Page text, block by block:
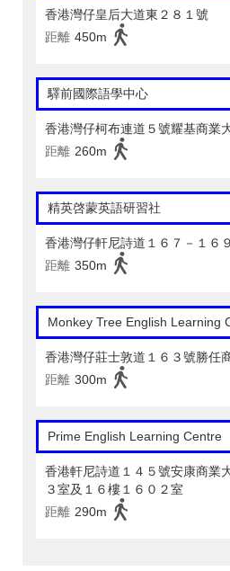
香港灣仔皇后大道東２８１號
距離 450m
驛前國際語學中心
香港灣仔柯布連道５號耀基商業
距離 260m
精英啓蒙英語研習社
香港灣仔軒尼詩道１６７－１６
距離 350m
Monkey Tree English Learning
香港灣仔莊士敦道１６３號勝任
距離 300m
Prime English Learning Centre
香港軒尼詩道１４５號安康商業
３室及１６樓１６０２室
距離 290m